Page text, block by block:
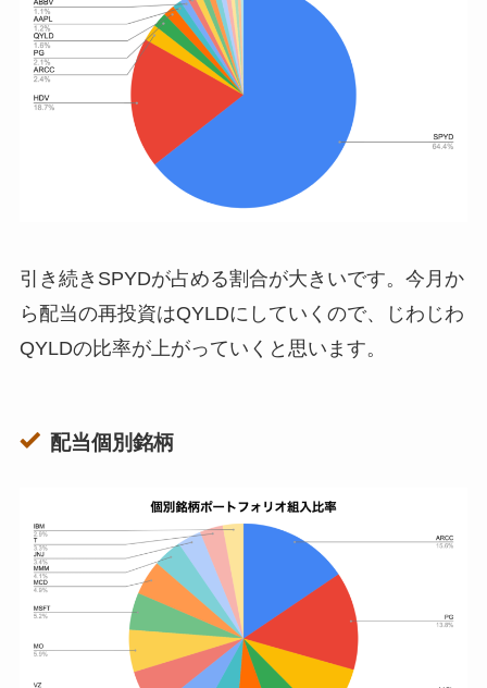
引き続きSPYDが占める割合が大きいです。今月か
ら配当の再投資はQYLDにしていくので、じわじわ
QYLDの比率が上がっていくと思います。
配当個別銘柄